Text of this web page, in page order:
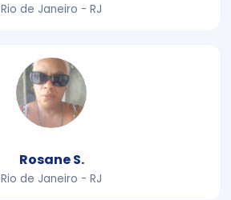
Rio de Janeiro - RJ
Rosane S.
Rio de Janeiro - RJ